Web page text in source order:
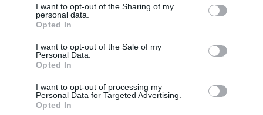
not limited to your visit or usage behaviour. You may click to
grant or deny consent to Google and its third-party tags to
use your data for below specified purposes in below Google
consent section.
I want to opt-out of the Sharing of my
personal data.
Opted In
I want to opt-out of the Sale of my
Personal Data.
Opted In
I want to opt-out of processing my
Personal Data for Targeted Advertising.
Opted In
next post
Berlusconi-shock: “Metto a disposizione dei profughi le mie